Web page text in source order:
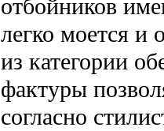
отбойников
легко моется и
из категории
фактуры
согласно